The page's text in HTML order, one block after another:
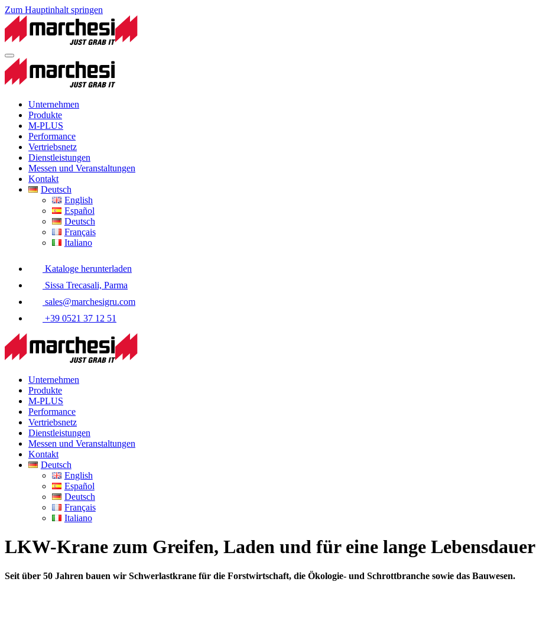
Zum Hauptinhalt springen
Unternehmen
Produkte
M-PLUS
Performance
Vertriebsnetz
Dienstleistungen
Messen und Veranstaltungen
Kontakt
Deutsch
English
Español
Deutsch
Français
Italiano
Kataloge herunterladen
Sissa Trecasali, Parma
sales@marchesigru.com
+39 0521 37 12 51
Unternehmen
Produkte
M-PLUS
Performance
Vertriebsnetz
Dienstleistungen
Messen und Veranstaltungen
Kontakt
Deutsch
English
Español
Deutsch
Français
Italiano
LKW-Krane zum Greifen, Laden und für eine lange Lebensdauer
Seit über 50 Jahren bauen wir Schwerlastkrane für die Forstwirtschaft, die Ökologie- und Schrottbranche sowie das Bauwesen.